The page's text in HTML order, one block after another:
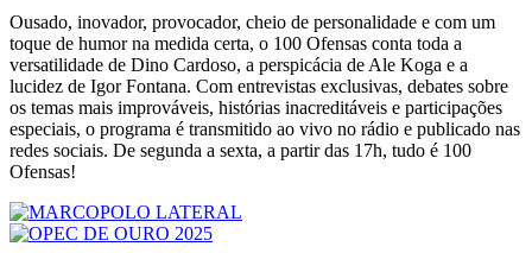
Ousado, inovador, provocador, cheio de personalidade e com um
toque de humor na medida certa, o 100 Ofensas conta toda a
versatilidade de Dino Cardoso, a perspicácia de Ale Koga e a
lucidez de Igor Fontana. Com entrevistas exclusivas, debates sobre
os temas mais improváveis, histórias inacreditáveis e participações
especiais, o programa é transmitido ao vivo no rádio e publicado nas
redes sociais. De segunda a sexta, a partir das 17h, tudo é 100
Ofensas!